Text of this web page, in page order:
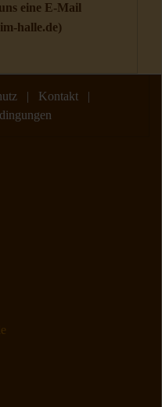
eine E-Mail
halle.de)
| Kontakt|